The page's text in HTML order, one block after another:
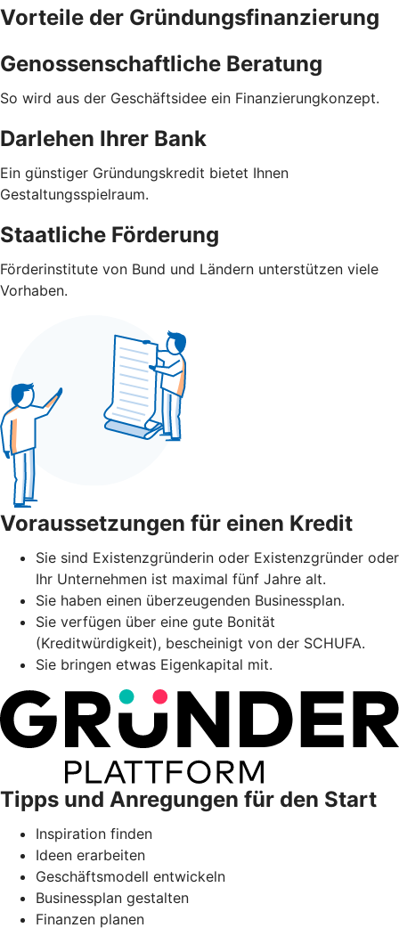
Vorteile der Gründungsfinanzierung
Genossenschaftliche Beratung
So wird aus der Geschäftsidee ein Finanzierungkonzept.
Darlehen Ihrer Bank
Ein günstiger Gründungskredit bietet Ihnen
Gestaltungsspielraum.
Staatliche Förderung
Förderinstitute von Bund und Ländern unterstützen viele
Vorhaben.
Voraussetzungen für einen Kredit
Sie sind Existenzgründerin oder Existenzgründer oder
Ihr Unternehmen ist maximal fünf Jahre alt.
Sie haben einen überzeugenden Businessplan.
Sie verfügen über eine gute Bonität
(Kreditwürdigkeit), bescheinigt von der SCHUFA.
Sie bringen etwas Eigenkapital mit.
Tipps und Anregungen für den Start
Inspiration finden
Ideen erarbeiten
Geschäftsmodell entwickeln
Businessplan gestalten
Finanzen planen